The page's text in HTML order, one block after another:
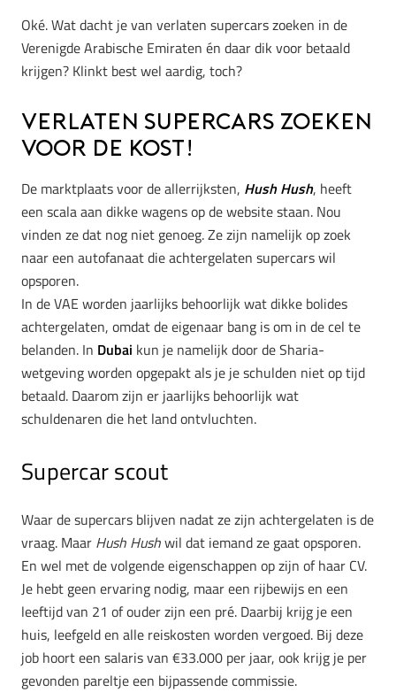
Oké. Wat dacht je van verlaten supercars zoeken in de
Verenigde Arabische Emiraten én daar dik voor betaald
krijgen? Klinkt best wel aardig, toch?
Verlaten supercars zoeken
voor de kost!
De marktplaats voor de allerrijksten, Hush Hush, heeft
een scala aan dikke wagens op de website staan. Nou
vinden ze dat nog niet genoeg. Ze zijn namelijk op zoek
naar een autofanaat die achtergelaten supercars wil
opsporen.
In de VAE worden jaarlijks behoorlijk wat dikke bolides
achtergelaten, omdat de eigenaar bang is om in de cel te
belanden. In Dubai kun je namelijk door de Sharia-
wetgeving worden opgepakt als je je schulden niet op tijd
betaald. Daarom zijn er jaarlijks behoorlijk wat
schuldenaren die het land ontvluchten.
Supercar scout
Waar de supercars blijven nadat ze zijn achtergelaten is de
vraag. Maar Hush Hushwil dat iemand ze gaat opsporen.
En wel met de volgende eigenschappen op zijn of haar CV.
Je hebt geen ervaring nodig, maar een rijbewijs en een
leeftijd van 21 of ouder zijn een pré. Daarbij krijg je een
huis, leefgeld en alle reiskosten worden vergoed. Bij deze
job hoort een salaris van €33.000 per jaar, ook krijg je per
gevonden pareltje een bijpassende commissie.